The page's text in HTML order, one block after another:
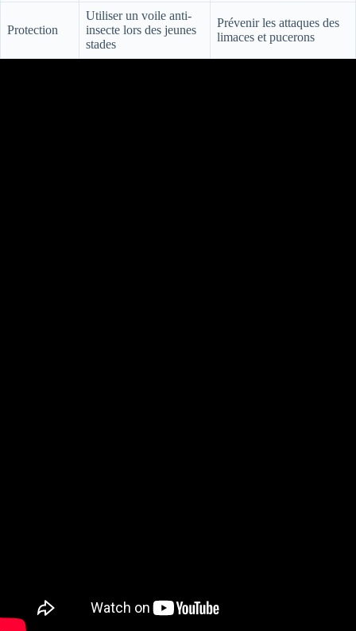
Protection
Utiliser un voile anti-
insecte lors des jeunes
stades
Prévenir les attaques des
limaces et pucerons